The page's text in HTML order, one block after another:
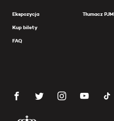
Ekspozycja
Kup bilety
FAQ
Tłumacz PJM